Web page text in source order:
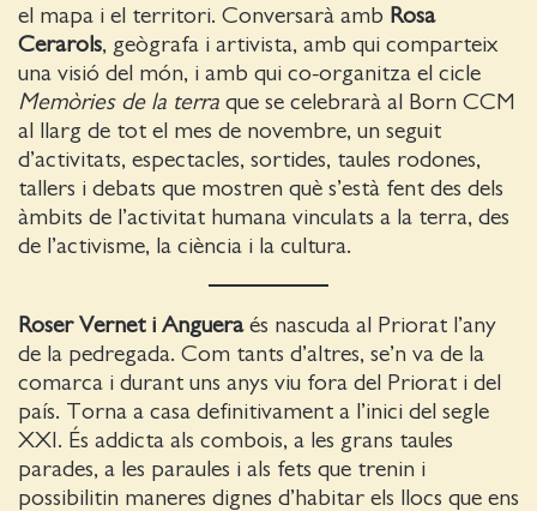
el mapa i el territori. Conversarà amb Rosa
Cerarols, geògrafa i artivista, amb qui comparteix
una visió del món, i amb qui co-organitza el cicle
Memòries de la terra que se celebrarà al Born CCM
al llarg de tot el mes de novembre, un seguit
d’activitats, espectacles, sortides, taules rodones,
tallers i debats que mostren què s’està fent des dels
àmbits de l’activitat humana vinculats a la terra, des
de l’activisme, la ciència i la cultura.
Roser Vernet i Angueraés nascuda al Priorat l’any
de la pedregada. Com tants d’altres, se’n va de la
comarca i durant uns anys viu fora del Priorat i del
país. Torna a casa definitivament a l’inici del segle
XXI. És addicta als combois, a les grans taules
parades, a les paraules i als fets que trenin i
possibilitin maneres dignes d’habitar els llocs que ens